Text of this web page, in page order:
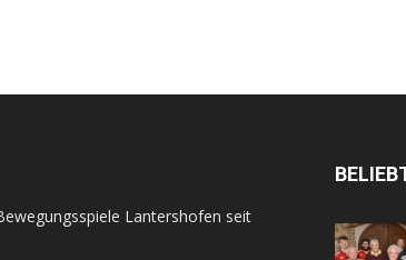
Lantershofen seit